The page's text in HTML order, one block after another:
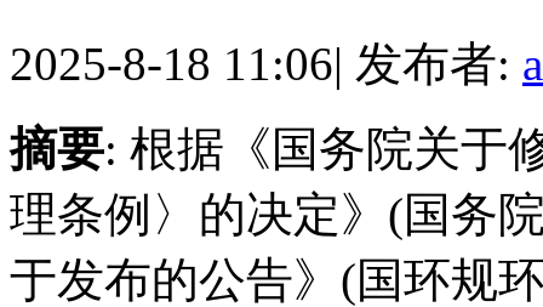
2025-8-18 11:06| 发布者:
摘要: 根据《国务院关于
理条例〉的决定》(国务
于发布的公告》(国环规